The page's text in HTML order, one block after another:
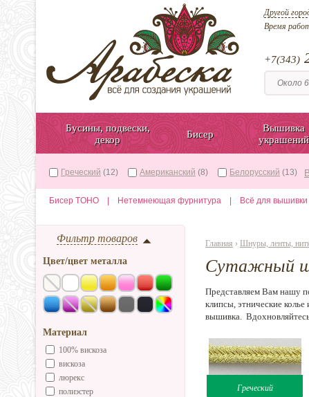
Другой
Время
+7(343)
Бусины, подвески,
декор
Бисер
Вышивка
украшений
Греческий (12) Американский (8) Белорусский (13)
Бисер TOHO Нетемнеющая фурнитура Всё для вышивки
Фильтр товаров
Цвет/цвет металла
Материал
100% вискоза
вискоза
люрекс
полиэстер
Главная › Шнуры, ленты,
Сутажный
Представляем Вам нашу
клипсы, этнические
вышивка.
Греческий